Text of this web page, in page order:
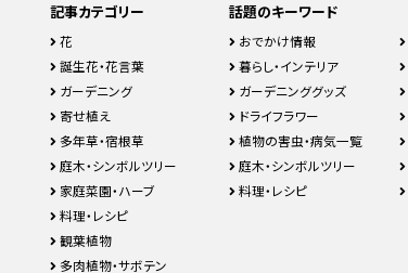
記事カテゴリー
花
誕生花・花言葉
ガーデニング
寄せ植え
多年草・宿根草
庭木・シンボルツリー
家庭菜園・ハーブ
料理・レシピ
観葉植物
多肉植物・サボテン
話題のキーワード
おでかけ情報
暮らし・インテリア
ガーデニンググッズ
ドライフラワー
植物の害虫・病気一覧
庭木・シンボルツリー
料理・レシピ